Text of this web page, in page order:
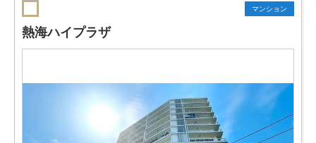
マンション
熱海ハイプラザ